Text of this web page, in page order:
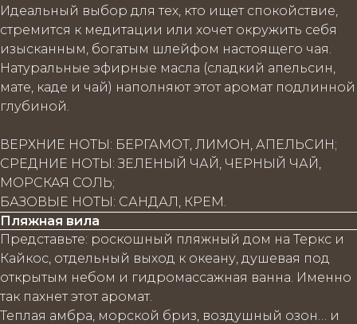
Идеальный выбор для тех, кто ищет спокойствие,
стремится к медитации или хочет окружить себя
изысканным, богатым шлейфом настоящего чая.
Натуральные эфирные масла (сладкий апельсин,
мате, каде и чай) наполняют этот аромат подлинной
глубиной.
ВЕРХНИЕ НОТЫ: БЕРГАМОТ, ЛИМОН, АПЕЛЬСИН;
СРЕДНИЕ НОТЫ: ЗЕЛЕНЫЙ ЧАЙ, ЧЕРНЫЙ ЧАЙ,
МОРСКАЯ СОЛЬ;
БАЗОВЫЕ НОТЫ: САНДАЛ, КРЕМ.
Пляжная вила
Представьте: роскошный пляжный дом на Теркс и
Кайкос, отдельный выход к океану, душевая под
открытым небом и гидромассажная ванна. Именно
так пахнет этот аромат.
Теплая амбра, морской бриз, воздушный озон… и